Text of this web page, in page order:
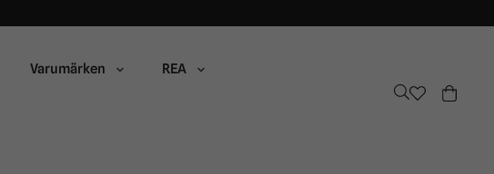
Varumärken REA